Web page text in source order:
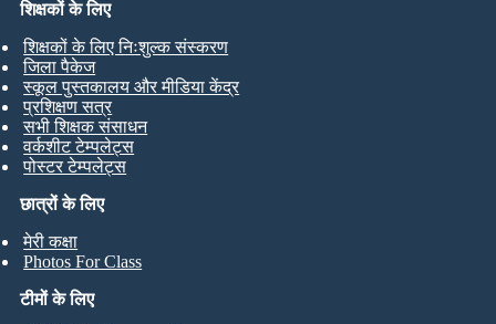
छात्रों के लिए
मेरी कक्षा
Photos For Class
शिक्षकों के लिए
शिक्षकों के लिए निःशुल्क संस्करण
जिला पैकेज
स्कूल पुस्तकालय और मीडिया केंद्र
प्रशिक्षण सत्र
सभी शिक्षक संसाधन
वर्कशीट टेम्पलेट्स
पोस्टर टेम्पलेट्स
टीमों के लिए